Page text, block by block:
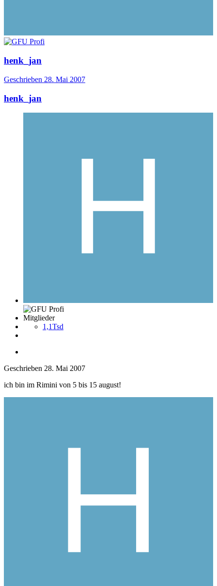
henk_jan
Geschrieben 28. Mai 2007
henk_jan
Mitglieder
1,1Tsd
Geschrieben 28. Mai 2007
ich bin im Rimini von 5 bis 15 august!